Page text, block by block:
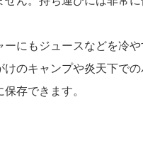
ーにもジュースなどを冷
けのキャンプや炎天下で
存できます。